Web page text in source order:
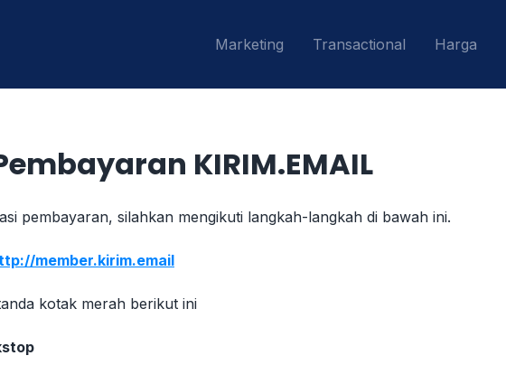
Marketing Transactional Harga
KIRIM.EMAIL
pembayaran, silahkan mengikuti langkah-langkah di bawah ini.
member.kirim.email
kotak merah berikut ini